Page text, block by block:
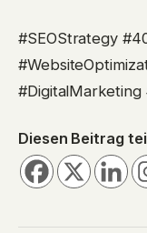
#SEOStrategy
#DigitalMarketing
Diesen Beitrag